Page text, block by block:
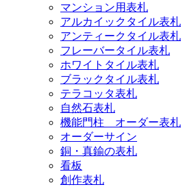
マンション用表札
アルカイックタイル表札
アンティークタイル表札
フレーバータイル表札
ホワイトタイル表札
ブラックタイル表札
テラコッタ表札
自然石表札
機能門柱 オーダー表札
オーダーサイン
銅・真鍮の表札
看板
創作表札